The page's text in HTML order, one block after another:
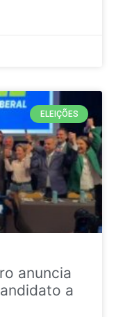
ELEIÇÕES
anuncia
a